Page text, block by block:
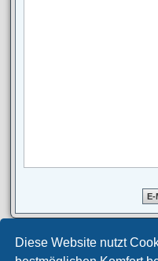
Diese Website nutzt
Foren-Übersicht